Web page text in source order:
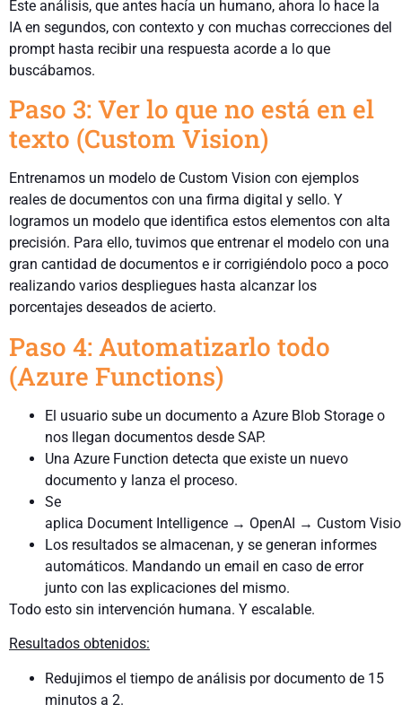
Este análisis, que antes hacía un humano, ahora lo hace la
IA en segundos, con contexto y con muchas correcciones del
prompt hasta recibir una respuesta acorde a lo que
buscábamos.
Paso 3: Ver lo que no está en el
texto (Custom Vision)
Entrenamos un modelo de Custom Vision con ejemplos
reales de documentos con una firma digital y sello. Y
logramos un modelo que identifica estos elementos con alta
precisión. Para ello, tuvimos que entrenar el modelo con una
gran cantidad de documentos e ir corrigiéndolo poco a poco
realizando varios despliegues hasta alcanzar los
porcentajes deseados de acierto.
Paso 4: Automatizarlo todo
(Azure Functions)
El usuario sube un documento a Azure Blob Storage o
nos llegan documentos desde SAP.
Una Azure Function detecta que existe un nuevo
documento y lanza el proceso.
Se
aplica Document Intelligence → OpenAI → Custom
Los resultados se almacenan, y se generan informes
automáticos. Mandando un email en caso de error
junto con las explicaciones del mismo.
Todo esto sin intervención humana. Y escalable.
Resultados obtenidos:
Redujimos el tiempo de análisis por documento de 15
minutos a 2.